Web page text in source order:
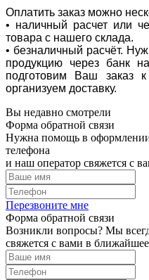
Оплатить заказ можно
• наличный расчет или
товара с нашего склада.
• безналичный расчёт.
продукцию через банк
подготовим Ваш заказ
организуем доставку.
Вы недавно смотрели
Форма обратной связи
Нужна помощь в оформлении
телефона
и наш оператор свяжется с
Перезвоните мне
Форма обратной связи
Возникли вопросы? Мы
свяжется с вами в